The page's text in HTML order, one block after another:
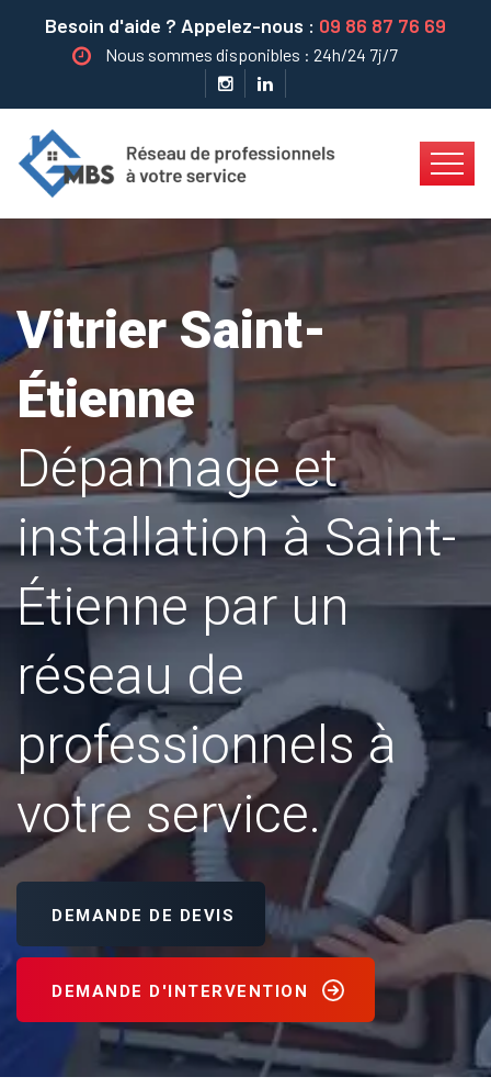
Besoin d'aide ? Appelez-nous : 09 86 87 76 69
Nous sommes disponibles : 24h/24 7j/7
Vitrier Saint-
Étienne
Dépannage et
installation à Saint-
Étienne par un
réseau de
professionnels à
votre service.
DEMANDE DE DEVIS
DEMANDE D'INTERVENTION